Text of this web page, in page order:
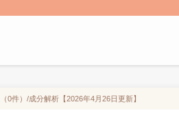
0件）/成分解析【2026年4月26日更新】